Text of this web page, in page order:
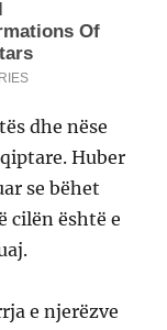
dhe nëse
Huber
se bëhet
cilën është e
e njerëzve